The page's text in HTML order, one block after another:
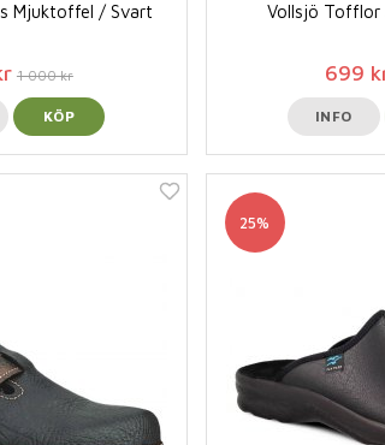
Mjuktoffel / Svart
1 000 kr
KÖP
Vollsjö Tofflor
699
INFO
25%